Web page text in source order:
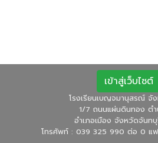
เข้าสู่เว็บไซต์
โรงเรียนเบญจมานุสรณ์ จั
1/7 ถนนแผ่นดินทอง ต
อำเภอเมือง จังหวัดจันท
โทรศัพท์ : 039 325 990 ต่อ 0 แ